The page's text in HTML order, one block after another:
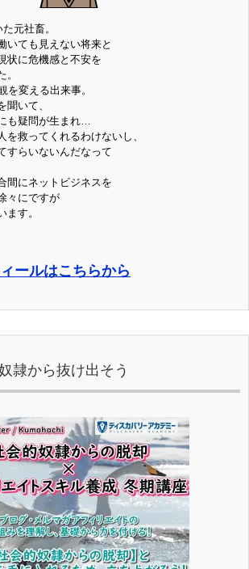
元社畜。
いても見えない将来と
状に危機感と不安を
を変える出来事。
聞いて、
も疑問が生まれ…
を救ってくれるわけないし、
すらいないんだなって
間にネットビジネスを
々にですが
ます。
ールはこちらから
隷から抜け出そう